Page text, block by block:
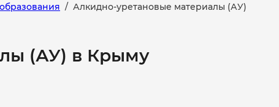
/ Алкидно-уретановые материалы (АУ)
(АУ) в Крыму